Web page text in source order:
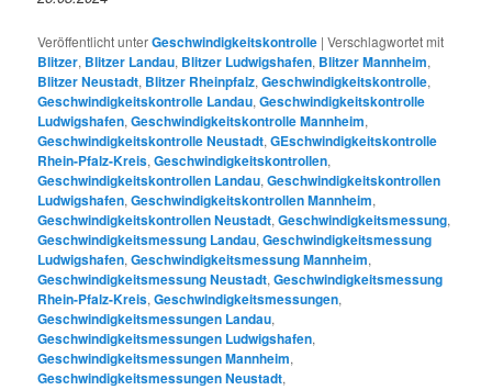
Veröffentlicht unterGeschwindigkeitskontrolle |Verschlagwortet mit
Blitzer, Blitzer Landau, Blitzer Ludwigshafen, Blitzer Mannheim,
Blitzer Neustadt, Blitzer Rheinpfalz,Geschwindigkeitskontrolle,
Geschwindigkeitskontrolle Landau,Geschwindigkeitskontrolle
Ludwigshafen,Geschwindigkeitskontrolle Mannheim,
Geschwindigkeitskontrolle Neustadt,GEschwindigkeitskontrolle
Rhein-Pfalz-Kreis,Geschwindigkeitskontrollen,
Geschwindigkeitskontrollen Landau,Geschwindigkeitskontrollen
Ludwigshafen,Geschwindigkeitskontrollen Mannheim,
Geschwindigkeitskontrollen Neustadt,Geschwindigkeitsmessung,
Geschwindigkeitsmessung Landau,Geschwindigkeitsmessung
Ludwigshafen,Geschwindigkeitsmessung Mannheim,
Geschwindigkeitsmessung Neustadt,Geschwindigkeitsmessung
Rhein-Pfalz-Kreis,Geschwindigkeitsmessungen,
Geschwindigkeitsmessungen Landau,
Geschwindigkeitsmessungen Ludwigshafen,
Geschwindigkeitsmessungen Mannheim,
Geschwindigkeitsmessungen Neustadt,